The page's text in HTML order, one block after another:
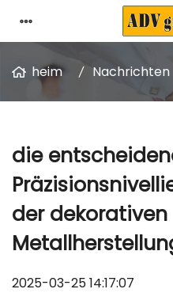
heim Nachrichten
die
der dekorativen
2025-03-25 14:17:07